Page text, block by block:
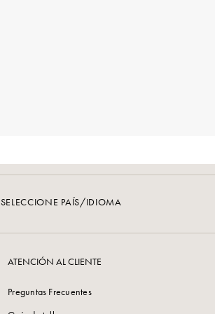
SELECCIONE PAÍS/IDIOMA
ATENCIÓN AL CLIENTE
Preguntas Frecuentes